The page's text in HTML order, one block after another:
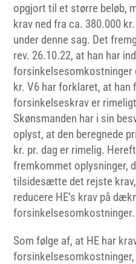
opgjort til et større beløb,
krav ned fra ca. 380.000
under denne sag. Det
rev. 26.10.22, at han har
forsinkelsesomkostninger
kr. V6 har forklaret, at han
forsinkelseskrav er
Skønsmanden har i sin
oplyst, at den beregnede
kr. pr. dag er rimelig.
fremkommet oplysninger,
tilsidesætte det rejste
reducere HE’s krav på
forsinkelsesomkostninger.
Som følge af, at HE har
forsinkelsesomkostninger,